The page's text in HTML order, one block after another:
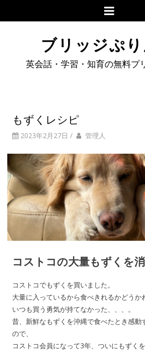
ブリッジぷ
英会話・学習・知育の無料プ
もずくレシピ
2023年2月27日 / 管理人
コストコの大量もずくを
コストコでもずくを買いました。
大量に入っているから食べきれるかどうか
いつも買う勇気が持てなかった、、、。
昔、新鮮なもずくを沖縄で食べたとき感動
ので、
コストコ会員になって3年、ついにもずく